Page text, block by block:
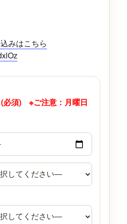
みはこちら
(必須) ※ご注意：月曜日